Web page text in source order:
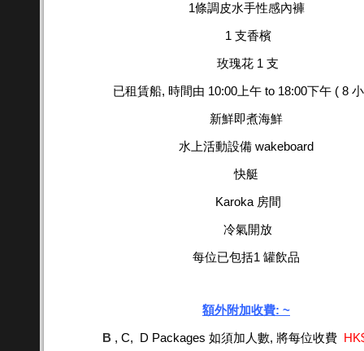
1條調皮水手性感內褲
1 支香檳
玫瑰花 1 支
已租賃船, 時間由 10:00上午 to 18:00下午 ( 8
新鮮即煮海鮮
水上活動設備 wakeboard
快艇
Karoka 房間
冷氣開放
每位已包括1 罐飲品
額外附加收費: ~
B , C, D Packages 如須加人數, 將每位收費